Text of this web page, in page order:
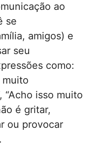
ao
se
amigos) e
seu
como:
muito
“Acho isso muito
é gritar,
ou provocar